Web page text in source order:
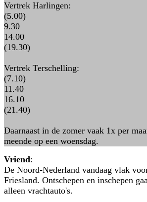
Vertrek Harlingen:
(5.00)
9.30
14.00
(19.30)
Vertrek Terschelling:
(7.10)
11.40
16.10
(21.40)
Daarnaast in de zomer vaak 1x per
meende op een woensdag.
Vriend:
De Noord-Nederland vandaag vlak
Friesland. Ontschepen en inschepen
alleen vrachtauto's.